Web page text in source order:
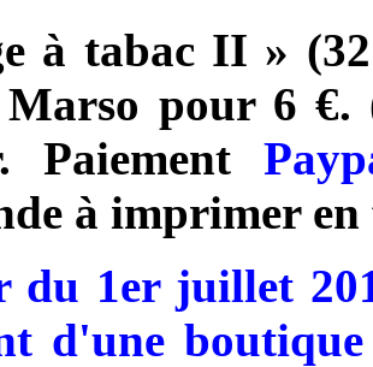
à tabac II »
pour 6 €.
Paiement
à imprimer
du 1er juillet
d'une